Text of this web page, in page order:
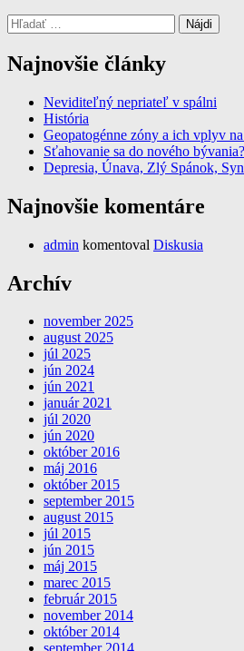
Hľadať:
Najnovšie články
Neviditeľný nepriateľ v spálni
História
Geopatogénne zóny a ich vplyv
Sťahovanie sa do nového
Depresia, Únava, Zlý Spánok,
Najnovšie komentáre
admin komentoval Diskusia
Archív
november 2025
august 2025
júl 2025
jún 2024
jún 2021
január 2021
júl 2020
jún 2020
október 2016
máj 2016
október 2015
september 2015
august 2015
júl 2015
jún 2015
máj 2015
marec 2015
február 2015
november 2014
október 2014